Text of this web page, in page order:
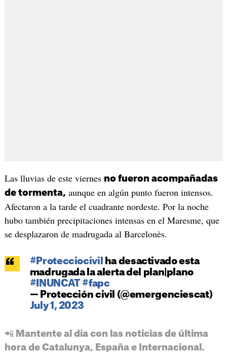
Las lluvias de este viernes no fueron acompañadas
de tormenta, aunque en algún punto fueron intensos.
Afectaron a la tarde el cuadrante nordeste. Por la noche
hubo también precipitaciones intensas en el Maresme, que
se desplazaron de madrugada al Barcelonès.
#Protecciocivil
ha desactivado esta
madrugada la alerta del plan|plano
#INUNCAT #fapc
— Protección civil (@emergenciescat)
July 1, 2023
📲 Mantente al día con las noticias de última
hora de Catalunya, España e Internacional.